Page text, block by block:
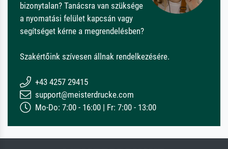
bizonytalan? Tanácsra van szüksége
a nyomatási felület kapcsán vagy
segítséget kérne a megrendelésben?
Szakértőink szívesen állnak rendelkezésére.
+43 4257 29415
support@meisterdrucke.com
Mo-Do: 7:00 - 16:00 | Fr: 7:00 - 13:00